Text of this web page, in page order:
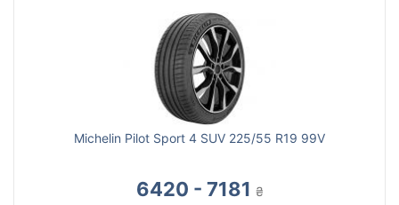
Michelin Pilot Sport 4 SUV 225/55 R19 99V
6420 - 7181 ₴